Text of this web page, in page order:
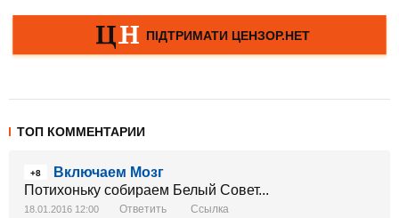
ТОП КОММЕНТАРИИ
+8
Включаем Мозг
Потихоньку собираем Белый Совет...
18.01.2016 12:00 Ответить Ссылка